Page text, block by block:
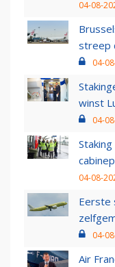
04-08-
streep
04-
winst
04-
04-08-
Eerste
04-
Air